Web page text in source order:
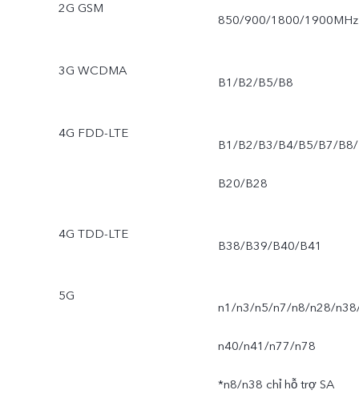
2G GSM
850/900/1800/1900MHz
3G WCDMA
B1/B2/B5/B8
4G FDD-LTE
B1/B2/B3/B4/B5/B7/B8/
B20/B28
4G TDD-LTE
B38/B39/B40/B41
5G
n1/n3/n5/n7/n8/n28/
n40/n41/n77/n78
*n8/n38 chỉ hỗ trợ SA